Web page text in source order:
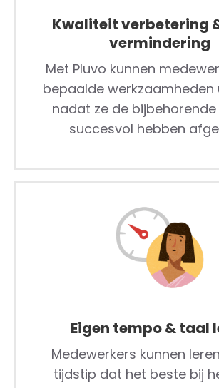
Kwaliteit verbetering
vermindering
Met Pluvo kunnen
bepaalde werkzaamheden
nadat ze de
succesvol hebben
Eigen tempo & taal
Medewerkers kunnen
tijdstip dat het beste bij